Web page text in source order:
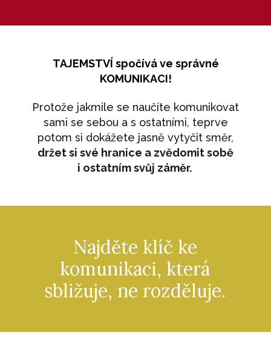
TAJEMSTVÍ spočívá ve správné
KOMUNIKACI!
Protože jakmile se naučíte komunikovat
sami se sebou a s ostatními, teprve
potom si dokážete jasně vytyčit směr,
držet si své hranice a zvědomit sobě
i ostatním svůj záměr.
Najděte klíč ke
komunikaci, která
sbližuje, ne rozděluje.